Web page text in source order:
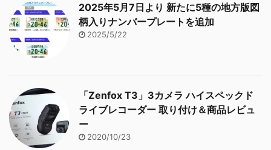
2025年5月7日より 新たに5種の地方版図
柄入りナンバープレートを追加
2025/5/22
「Zenfox T3」3カメラ ハイスペックド
ライブレコーダー 取り付け＆商品レビュ
ー
2020/10/23